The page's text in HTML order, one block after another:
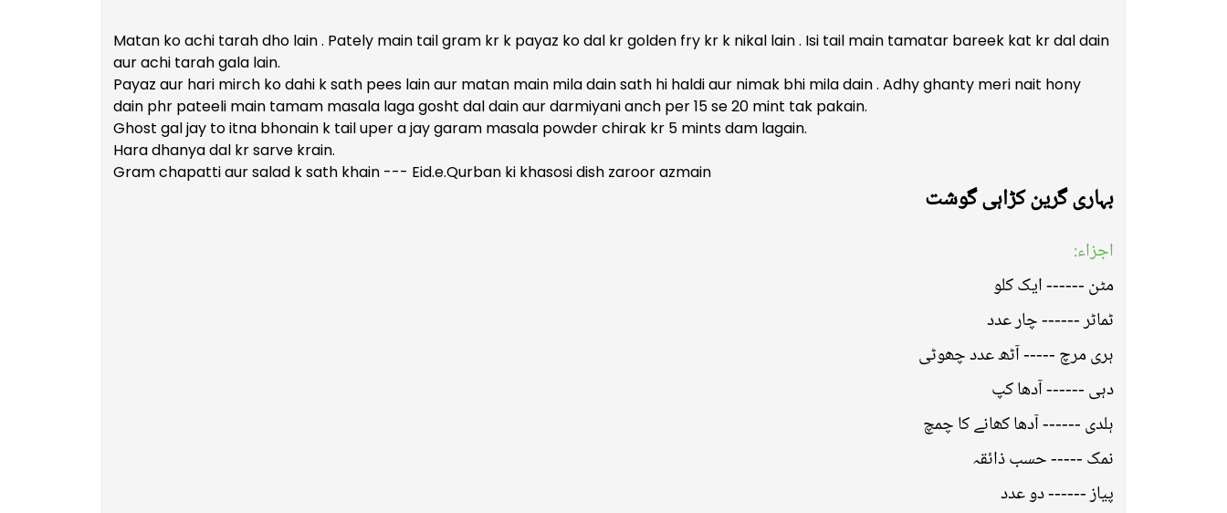
Matan ko achi tarah dho lain . Pately main tail gram kr k payaz ko dal kr golden fry kr k nikal lain . Isi tail main tamatar bareek kat kr dal dain
aur achi tarah gala lain.
Payaz aur hari mirch ko dahi k sath pees lain aur matan main mila dain sath hi haldi aur nimak bhi mila dain . Adhy ghanty meri nait hony
dain phr pateeli main tamam masala laga gosht dal dain aur darmiyani anch per 15 se 20 mint tak pakain.
Ghost gal jay to itna bhonain k tail uper a jay garam masala powder chirak kr 5 mints dam lagain.
Hara dhanya dal kr sarve krain.
Gram chapatti aur salad k sath khain --- Eid.e.Qurban ki khasosi dish zaroor azmain
بہاری گرین کڑاہی گوشت
اجزاء:
مٹن ------ ایک کلو
ٹماٹر ------ چار عدد
ہری مرچ ----- آٹھ عدد چھوٹی
دہی ------ آدھا کپ
ہلدی ------ آدھا کھانے کا چمچ
نمک ----- حسب ذائقہ
پیاز ------ دو عدد